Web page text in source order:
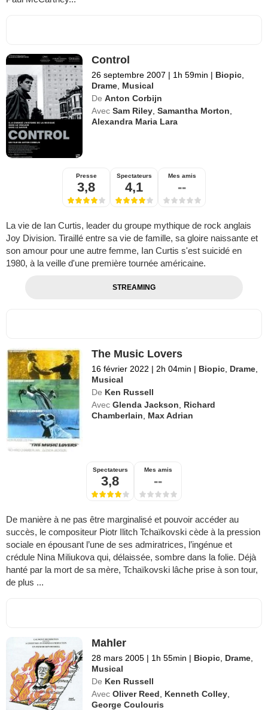
Control
26 septembre 2007 | 1h 59min | Biopic
Drame Musical
De Anton Corbijn
Avec Sam Riley ,Samantha Morton
Alexandra Maria Lara
Presse
3,8
Spectateurs
4,1
Mes amis
--
La vie de Ian Curtis, leader du groupe mythique de rock anglais
Joy Division. Tiraillé entre sa vie de famille, sa gloire naissante et
son amour pour une autre femme, Ian Curtis s'est suicidé en
1980, à la veille d'une première tournée américaine.
STREAMING
The Music Lovers
16 février 2022 | 2h 04min | Biopic Drame
Musical
De Ken Russell
Avec Glenda Jackson
Richard
Chamberlain
Max Adrian
Spectateurs
3,8
Mes amis
--
De manière à ne pas être marginalisé et pouvoir accéder au
succès, le compositeur Piotr Ilitch Tchaïkovski cède à la pression
sociale en épousant l’une de ses admiratrices, l’ingénue et
crédule Nina Miliukova qui, délaissée, sombre dans la folie. Déjà
hanté par la mort de sa mère, Tchaïkovski lâche prise à son tour,
de plus ...
Mahler
28 mars 2005 | 1h 55min | Biopic Drame
Musical
De Ken Russell
Avec Oliver Reed Kenneth Colley
George Coulouris